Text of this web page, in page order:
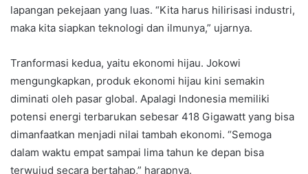
lapangan pekejaan yang luas. “Kita harus hilirisasi industri,
maka kita siapkan teknologi dan ilmunya,” ujarnya.
Tranformasi kedua, yaitu ekonomi hijau. Jokowi
mengungkapkan, produk ekonomi hijau kini semakin
diminati oleh pasar global. Apalagi Indonesia memiliki
potensi energi terbarukan sebesar 418 Gigawatt yang bisa
dimanfaatkan menjadi nilai tambah ekonomi. “Semoga
dalam waktu empat sampai lima tahun ke depan bisa
terwujud secara bertahap,” harapnya.